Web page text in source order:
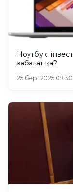
Ноутбук:
забаганка?
25 бер. 2025 09:30